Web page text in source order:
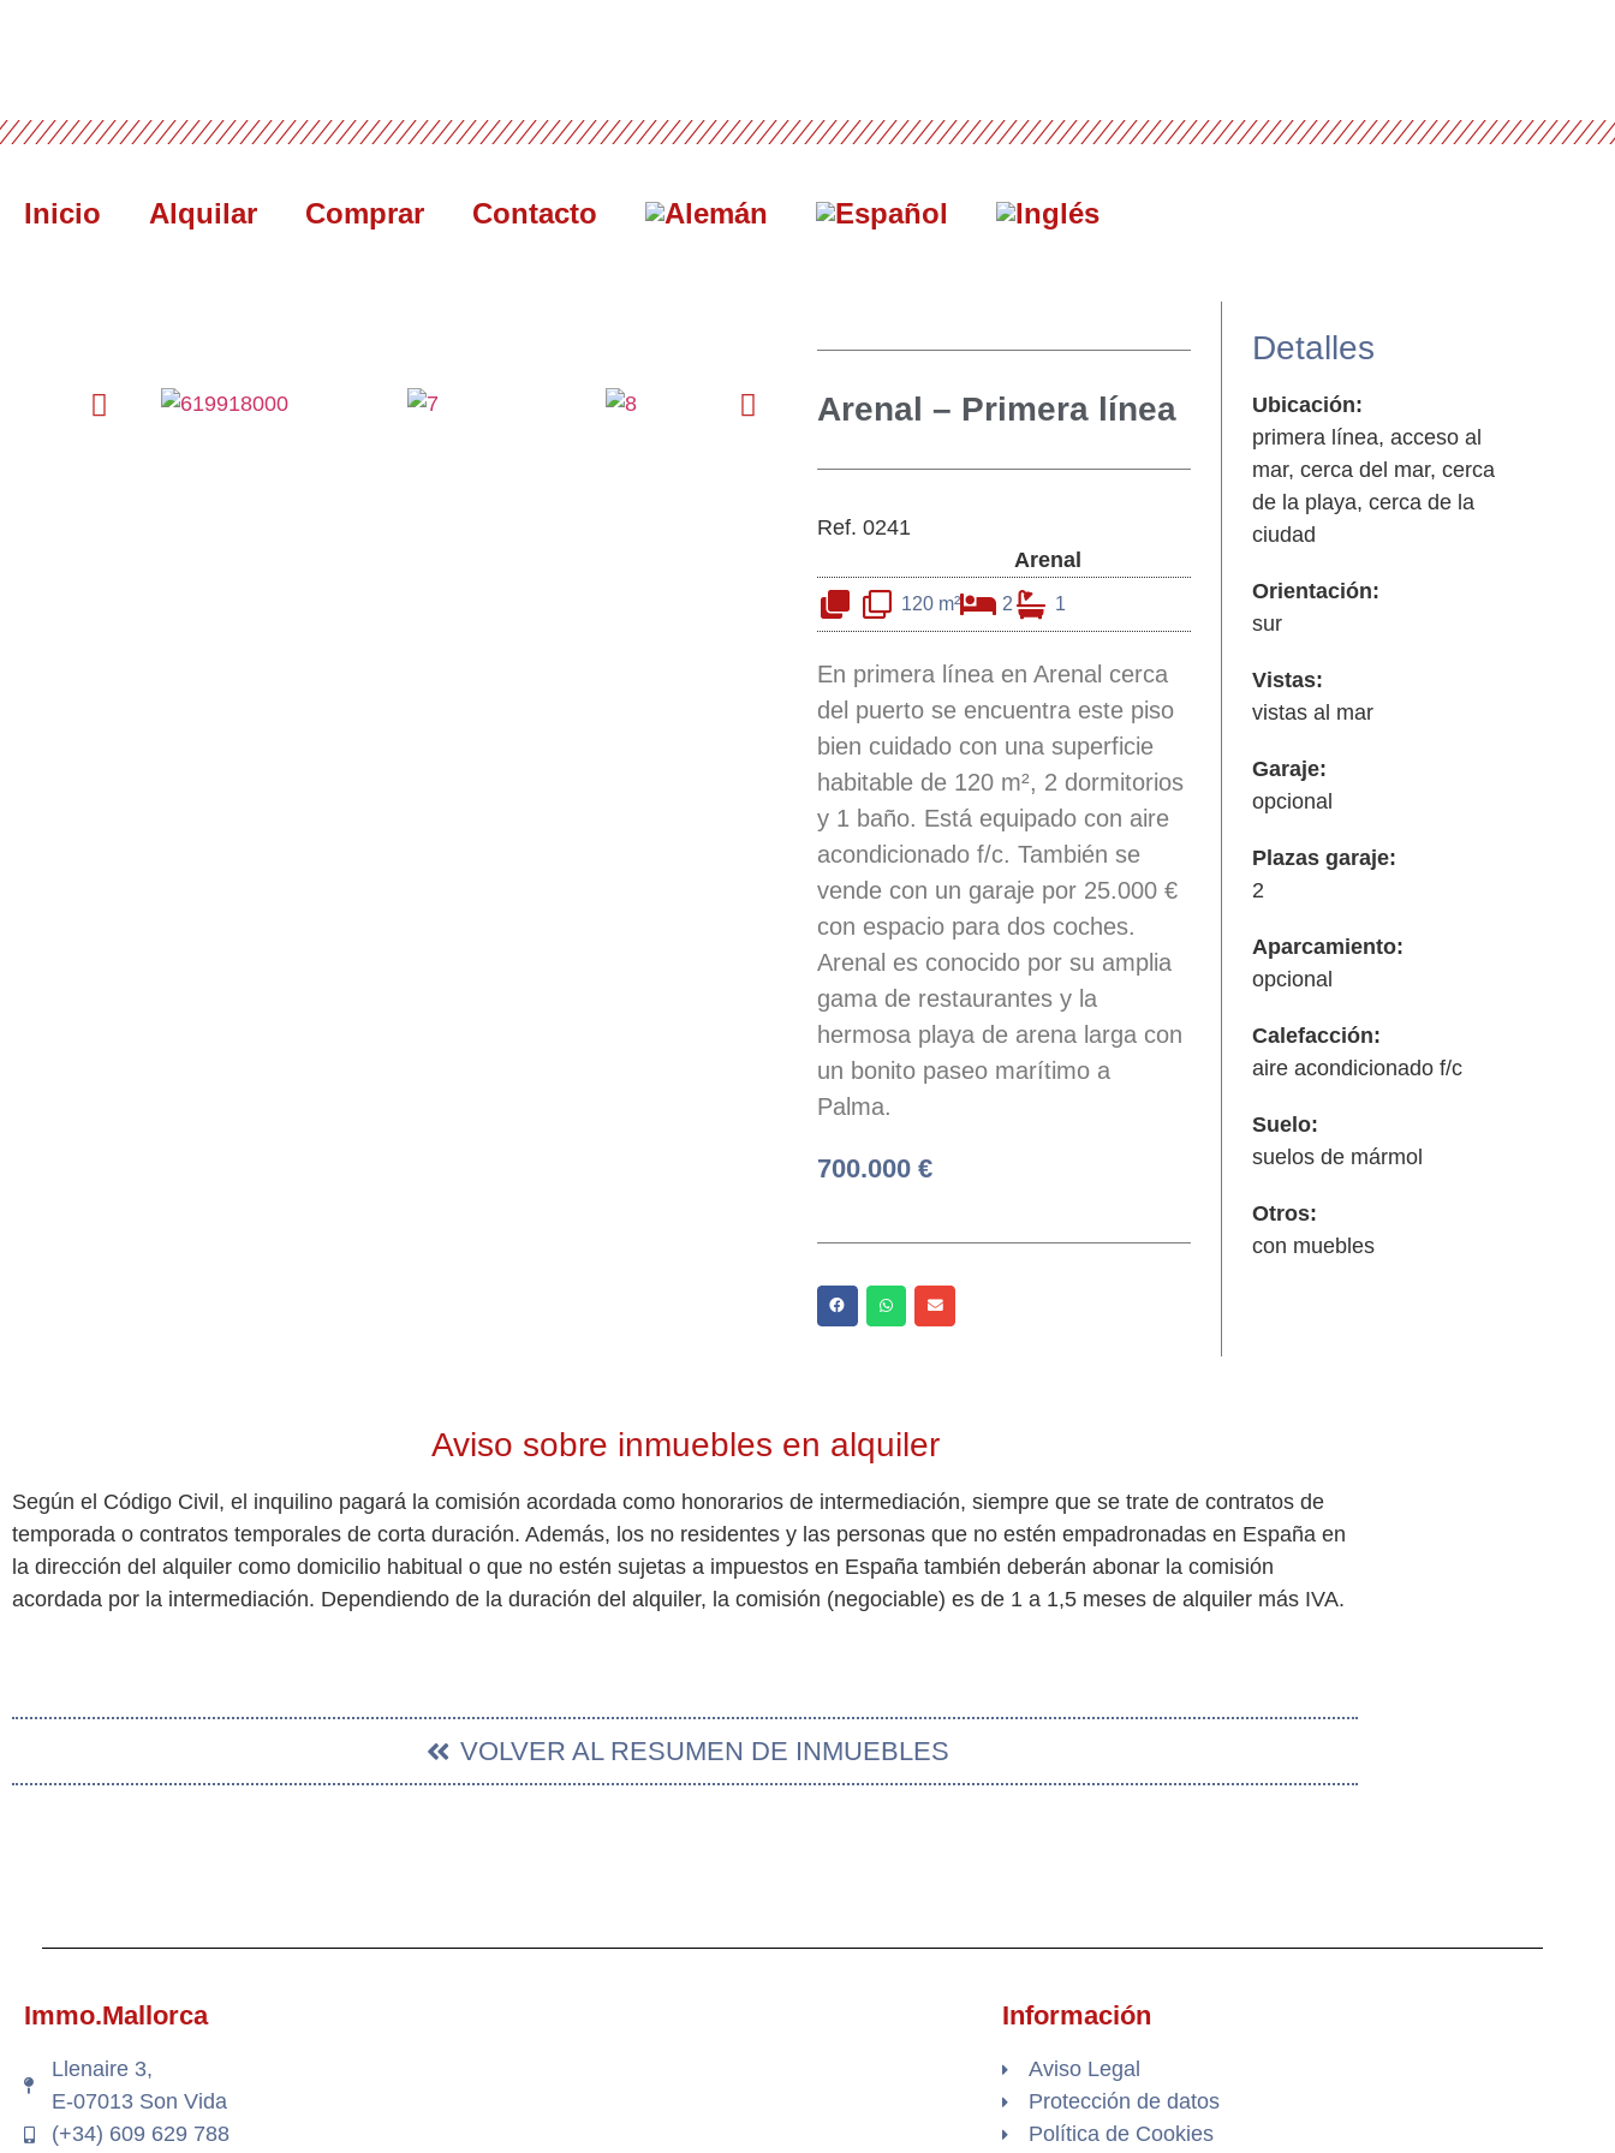
Inicio Alquilar Comprar Contacto
Arenal – Primera línea
Ref. 0241
Arenal
120 m² 2 1
En primera línea en Arenal cerca
del puerto se encuentra este piso
bien cuidado con una superficie
habitable de 120 m², 2 dormitorios
y 1 baño. Está equipado con aire
acondicionado f/c. También se
vende con un garaje por 25.000 €
con espacio para dos coches.
Arenal es conocido por su amplia
gama de restaurantes y la
hermosa playa de arena larga con
un bonito paseo marítimo a
Palma.
700.000 €
Detalles
Ubicación:
primera línea, acceso al
mar, cerca del mar, cerca
de la playa, cerca de la
ciudad
Orientación:
sur
Vistas:
vistas al mar
Garaje:
opcional
Plazas garaje:
2
Aparcamiento:
opcional
Calefacción:
aire acondicionado f/c
Suelo:
suelos de mármol
Otros:
con muebles
Aviso sobre inmuebles en alquiler
Según el Código Civil, el inquilino pagará la comisión acordada como honorarios de intermediación, siempre que se trate de contratos de
temporada o contratos temporales de corta duración. Además, los no residentes y las personas que no estén empadronadas en España en
la dirección del alquiler como domicilio habitual o que no estén sujetas a impuestos en España también deberán abonar la comisión
acordada por la intermediación. Dependiendo de la duración del alquiler, la comisión (negociable) es de 1 a 1,5 meses de alquiler más IVA.
VOLVER AL RESUMEN DE INMUEBLES
Immo.Mallorca
Llenaire 3,
E-07013 Son Vida
(+34) 609 629 788
Información
Aviso Legal
Protección de datos
Política de Cookies